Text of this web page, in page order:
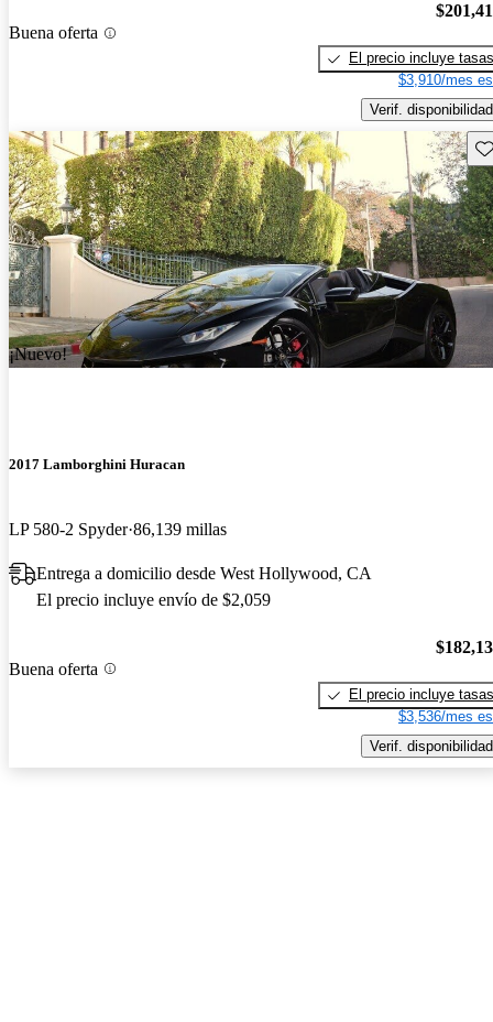
Buena oferta
El precio incluye tasas
$3,910/mes
Verif. disponibilidad
¡Nuevo!
2017 Lamborghini Huracan
LP 580-2 Spyder 86,139 millas
Entrega a domicilio desde West Hollywood, CA
El precio incluye envío de $2,059
Buena oferta
El precio incluye tasas
$3,536/mes
Verif. disponibilidad